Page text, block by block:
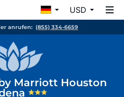
USD
anrufen: (855) 334-6659
Marriott Houston